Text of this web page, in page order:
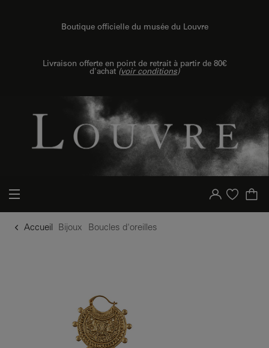
Boutique officielle du musée du Louvre
Livraison offerte en point de retrait à partir de 80€
d'achat (voir conditions)
Votre compte
Liste d'achat
Accueil Bijoux Boucles d'oreilles